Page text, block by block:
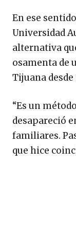
En ese
Universidad
alternativa
osamenta de
Tijuana desde
“Es un
desapareció
familiares.
que hice